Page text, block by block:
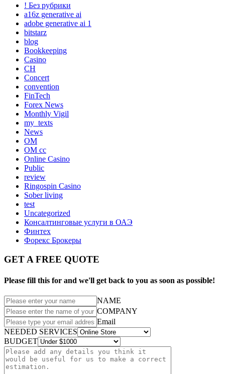
! Без рубрики
a16z generative ai
adobe generative ai 1
bitstarz
blog
Bookkeeping
Casino
CH
Concert
convention
FinTech
Forex News
Monthly Vigil
my_texts
News
OM
OM cc
Online Casino
Public
review
Ringospin Casino
Sober living
test
Uncategorized
Консалтинговые услуги в ОАЭ
Финтех
Форекс Брокеры
GET A FREE QUOTE
Please fill this for and we'll get back to you as soon as possible!
NAME
COMPANY
Email
NEEDED SERVICES
BUDGET